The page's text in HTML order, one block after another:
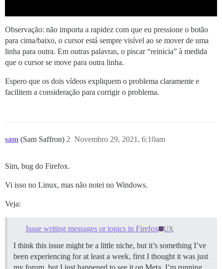
Observação: não importa a rapidez com que eu pressione o botão
para cima/baixo, o cursor está sempre visível ao se mover de uma
linha para outra. Em outras palavras, o piscar “reinicia” à medida
que o cursor se move para outra linha.
Espero que os dois vídeos expliquem o problema claramente e
facilitem a consideração para corrigir o problema.
sam (Sam Saffron) Novembro 29, 2021, 6:10am
2
Sim, bug do Firefox.
Vi isso no Linux, mas não notei no Windows.
Veja:
Issue writing messages or topics in Firefox UX
I think this issue might be a little niche, but it’s something I’ve
been experiencing for at least a week, first I thought it was just